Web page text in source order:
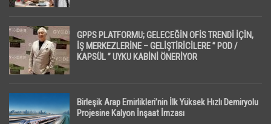
GPPS PLATFORMU; GELECEĞİN OFİS TRENDİ İÇİN,
İŞ MERKEZLERİNE – GELİŞTİRİCİLERE ” POD /
KAPSÜL ” UYKU KABİNİ ÖNERİYOR
Birleşik Arap Emirlikleri’nin İlk Yüksek Hızlı Demiryolu
Projesine Kalyon İnşaat İmzası